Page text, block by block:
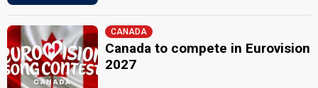
CANADA
Canada to compete in Eurovision
2027